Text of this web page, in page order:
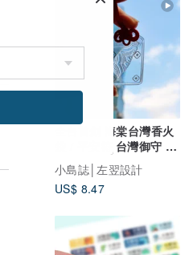
全台首創 海棠台灣香火
袋 / 平安符 台灣御守 台
灣伴手禮 紀念品
小島誌│左翌設計
US$ 8.47